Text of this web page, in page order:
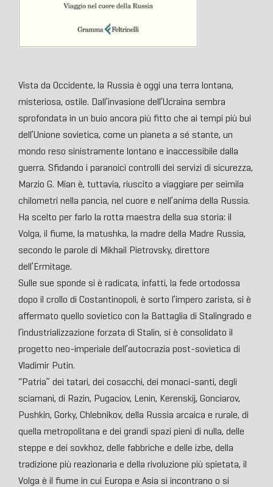
Vista da Occidente, la Russia è oggi una terra lontana,
misteriosa, ostile. Dall’invasione dell’Ucraina sembra
sprofondata in un buio ancora più fitto che ai tempi più bui
dell’Unione sovietica, come un pianeta a sé stante, un
mondo reso sinistramente lontano e inaccessibile dalla
guerra. Sfidando i paranoici controlli dei servizi di sicurezza,
Marzio G. Mian è, tuttavia, riuscito a viaggiare per seimila
chilometri nella pancia, nel cuore e nell’anima della Russia.
Ha scelto per farlo la rotta maestra della sua storia: il
Volga, il fiume, la matushka, la madre della Madre Russia,
secondo le parole di Mikhail Pietrovsky, direttore
dell’Ermitage.
Sulle sue sponde si è radicata, infatti, la fede ortodossa
dopo il crollo di Costantinopoli, è sorto l’impero zarista, si è
affermato quello sovietico con la Battaglia di Stalingrado e
l’industrializzazione forzata di Stalin, si è consolidato il
progetto neo-imperiale dell’autocrazia post-sovietica di
Vladimir Putin.
“Patria” dei tatari, dei cosacchi, dei monaci-santi, degli
sciamani, di Razin, Pugaciov, Lenin, Kerenskij, Gonciarov,
Pushkin, Gorky, Chlebnikov, della Russia arcaica e rurale, di
quella metropolitana e dei grandi spazi pieni di nulla, delle
steppe e dei sovkhoz, delle fabbriche e delle izbe, della
tradizione più reazionaria e della rivoluzione più spietata, il
Volga è il fiume in cui Europa e Asia si incontrano o si